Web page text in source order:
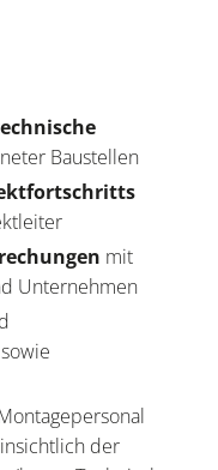
Baustellen
mit
Unternehmen
der